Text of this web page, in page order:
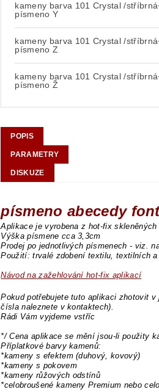
kameny barva 101 Crystal /
písmeno Y
kameny barva 101 Crystal /
písmeno Z
kameny barva 101 Crystal /
písmeno Ž
POPIS
PARAMETRY
DISKUZE
písmeno abecedy
Aplikace je vyrobena z hot-fix
Výška písmene cca 3,3cm
Prodej po jednotlivých písmenech - viz.
Použití: trvalé zdobení textilu, textilních
Návod na zažehlování hot-fix aplikací
Pokud potřebujete tuto aplikaci zhotovit
čísla naleznete v kontaktech).
Rádi Vám vyjdeme vstříc
*/ Cena aplikace se mění jsou-li použity
Příplatkové barvy kamenů:
*kameny s efektem (duhový, kovový)
*kameny s pokovem
*kameny růžových odstínů
*celobroušené kameny Premium nebo